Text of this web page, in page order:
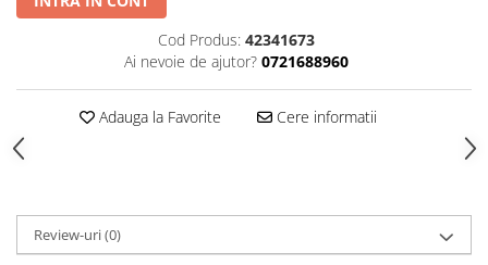
TOATE PRODUSELE
Cod Produs: 42341673
Ai nevoie de ajutor? 0721688960
Adauga la Favorite Cere informatii
Review-uri(0)